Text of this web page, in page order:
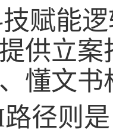
赋能
供立
懂文书
径则